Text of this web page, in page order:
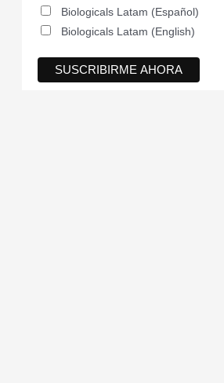
Biologicals Latam (Español)
Biologicals Latam (English)